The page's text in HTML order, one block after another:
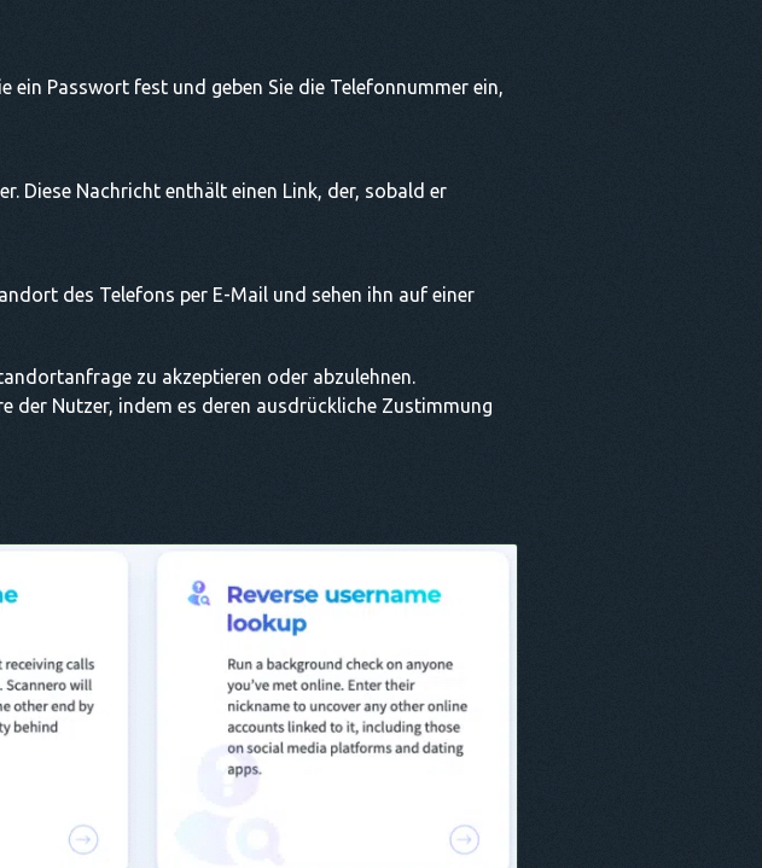
ein Passwort fest und geben Sie die Telefonnummer ein,
Diese Nachricht enthält einen Link, der, sobald er
des Telefons per E-Mail und sehen ihn auf einer
zu akzeptieren oder abzulehnen.
der Nutzer, indem es deren ausdrückliche Zustimmung